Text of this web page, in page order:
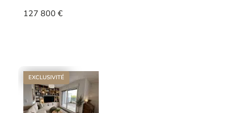
127 800 €
EXCLUSIVITÉ